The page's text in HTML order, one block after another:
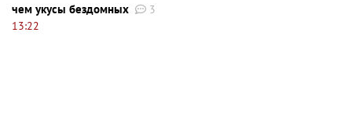
чем укусы бездомных
3
13:22